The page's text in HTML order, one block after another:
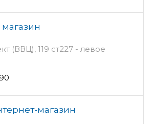
(ВВЦ), 119 ст227 - левое
магазин